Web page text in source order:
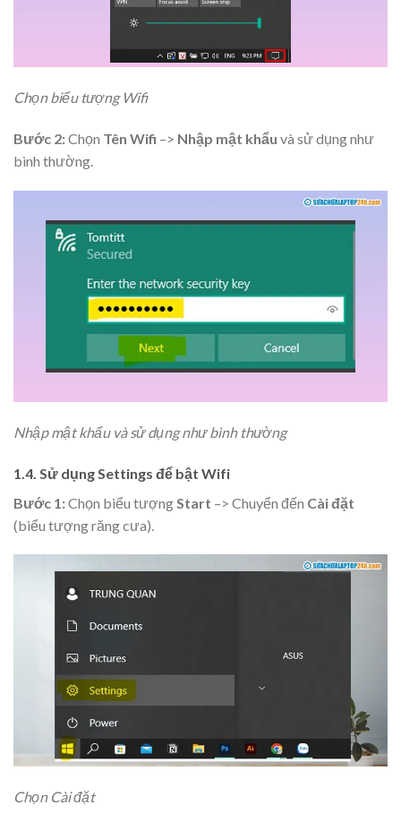
Chọn biểu tượng Wifi
Bước 2:Chọn Tên Wifi –> Nhập mật khẩu và sử dụng như
bình thường.
Nhập mật khẩu và sử dụng như bình thường
1.4. Sử dụng Settings để bật Wifi
Bước 1:Chọn biểu tượng Start –> Chuyển đến Cài đặt
(biểu tượng răng cưa).
Chọn Cài đặt